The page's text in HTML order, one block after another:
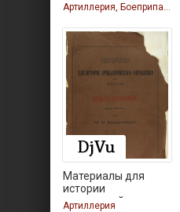
Артиллерия, Боеприпасы
Материалы для
истории
артиллерийского
Артиллерия